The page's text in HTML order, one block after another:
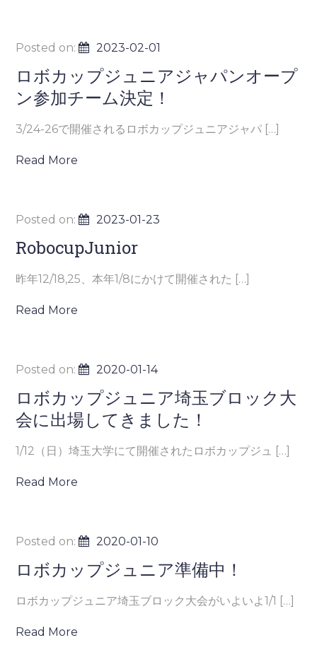
Posted on: 2023-02-01
ロボカップジュニアジャパンオープ
ン参加チーム決定！
3/24-26で開催されるロボカップジュニアジャパ […]
Read More
Posted on: 2023-01-23
RobocupJunior
昨年12/18,25、本年1/8にかけて開催された […]
Read More
Posted on: 2020-01-14
ロボカップジュニア埼玉ブロック大
会に出場してきました！
1/12（日）埼玉大学にて開催されたロボカップジュ […]
Read More
Posted on: 2020-01-10
ロボカップジュニア準備中！
ロボカップジュニア埼玉ブロック大会がいよいよ1/1 […]
Read More